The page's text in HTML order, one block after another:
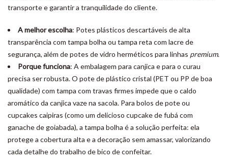
transporte e garantir a tranquilidade do cliente.
A melhor escolha: Potes plásticos descartáveis de alta
transparência com tampa bolha ou tampa reta com lacre de
segurança, além de potes de vidro herméticos para linhas premium.
Porque funciona: A embalagem para canjica e para o curau
precisa ser robusta. O pote de plástico cristal (PET ou PP de boa
qualidade) com tampa com travas firmes impede que o caldo
aromático da canjica vaze na sacola. Para bolos de pote ou
cupcakes caipiras (como um delicioso cupcake de fubá com
ganache de goiabada), a tampa bolha é a solução perfeita: ela
protege a cobertura alta e a decoração sem amassar, valorizando
cada detalhe do trabalho de bico de confeitar.